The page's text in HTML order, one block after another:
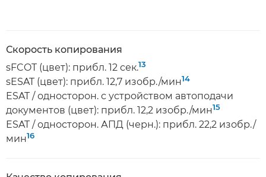
Скорость копирования
sFCOT (цвет): прибл. 12 сек.13
sESAT (цвет): прибл. 12,7 изобр./мин14
ESAT / односторон. с устройством автоподачи
документов (цвет): прибл. 12,2 изобр./мин15
ESAT / односторон. АПД (черн.): прибл. 22,2 изобр./
мин16